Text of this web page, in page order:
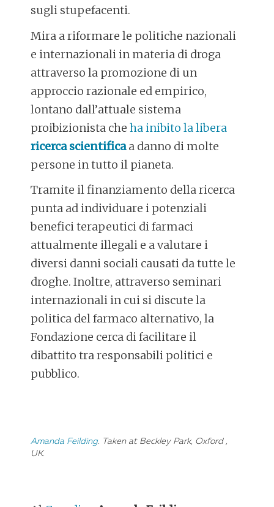
sugli stupefacenti.
Mira a riformare le politiche nazionali
e internazionali in materia di droga
attraverso la promozione di un
approccio razionale ed empirico,
lontano dall’attuale sistema
proibizionista cheha inibito la libera
ricerca scientificaa danno di molte
persone in tutto il pianeta.
Tramite il finanziamento della ricerca
punta ad individuare i potenziali
benefici terapeutici di farmaci
attualmente illegali e a valutare i
diversi danni sociali causati da tutte le
droghe. Inoltre, attraverso seminari
internazionali in cui si discute la
politica del farmaco alternativo, la
Fondazione cerca di facilitare il
dibattito tra responsabili politici e
pubblico.
Amanda Feilding. Taken at Beckley Park, Oxford ,
UK.